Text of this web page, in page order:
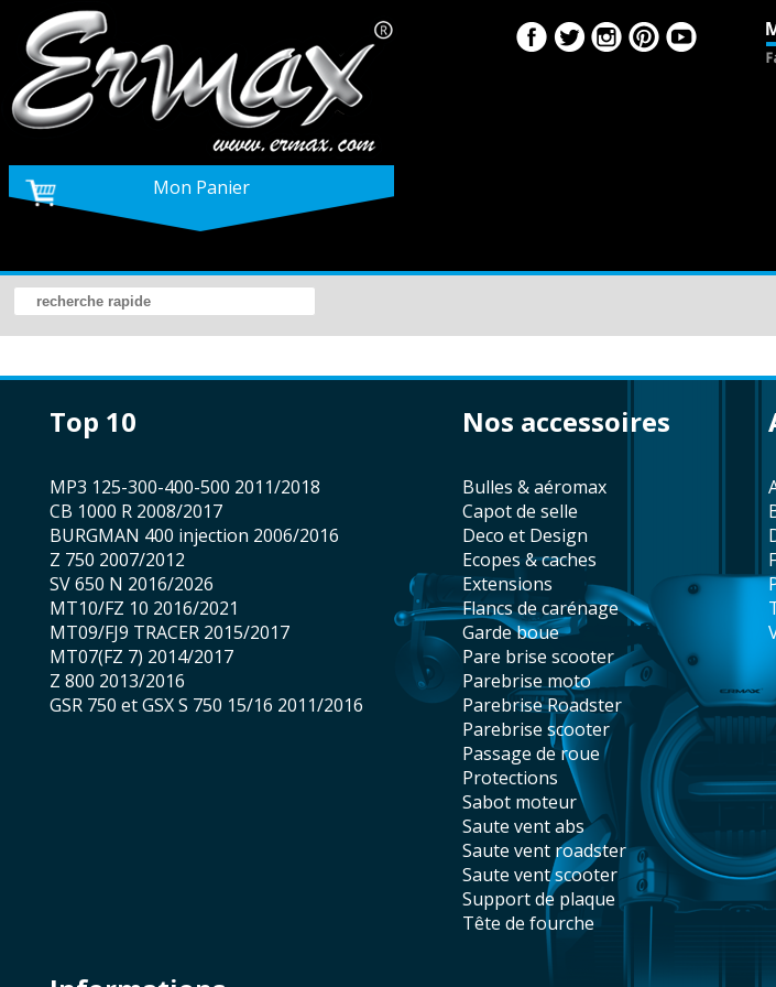
Mon Panier
top 10
MP3 125-300-400-500 2011/2018
CB 1000 R 2008/2017
BURGMAN 400 injection 2006/2016
Z 750 2007/2012
SV 650 N 2016/2026
MT10/FZ 10 2016/2021
MT09/FJ9 TRACER 2015/2017
MT07(FZ 7) 2014/2017
Z 800 2013/2016
GSR 750 et GSX S 750 15/16 2011/2016
nos accessoires
bulles & aéromax
capot de selle
Deco et Design
Ecopes & caches
Extensions
flancs de carénage
garde boue
pare brise scooter
Parebrise moto
Parebrise Roadster
Parebrise scooter
passage de roue
protections
sabot moteur
saute vent abs
saute vent roadster
saute vent scooter
support de plaque
tête de fourche